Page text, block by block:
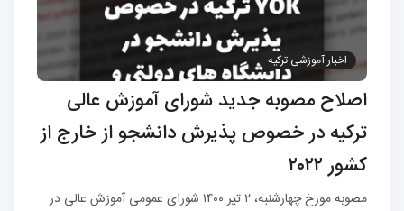
اخبار آموزشی ترکیه
اصلاح مصوبه جدید شورای آموزش عالی
ترکیه در خصوص پذیرش دانشجو از خارج از
کشور ۲۰۲۲
مصوبه مورخ چهارشنبه، ۲ تیر ۱۴۰۰ شورای عمومی آموزش عالی در